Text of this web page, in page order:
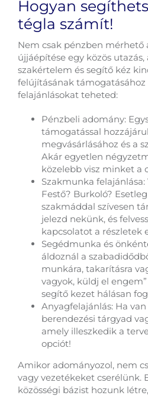
Hogyan
tégla számít!
Nem csak pénzben mérhető
újjáépítése egy közös
szakértelem és segítő kéz
felújításának támogatásához
felajánlásokat teheted:
Pénzbeli adomány:
támogatással
megvásárlásához és a
Akár egyetlen
közelebb visz minket a
Szakmunka
Festő? Burkoló?
szakmáddal szívesen
jelezd nekünk, és
kapcsolatot a részletek
Segédmunka és
áldoznál a
munkára, takarításra
vagyok, küldj el
segítő kezet hálásan
Anyagfelajánlás: Ha
berendezési tárgyad
amely illeszkedik a
opciót!
Amikor adományozol, nem
vagy vezetékeket cserélünk.
közösségi bázist hozunk